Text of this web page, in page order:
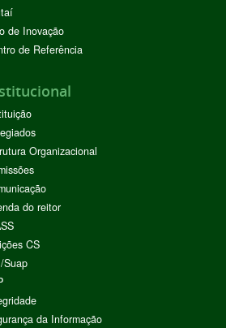
de Inovação
de Referência
Organizacional
do reitor
CS
Suap
da Informação